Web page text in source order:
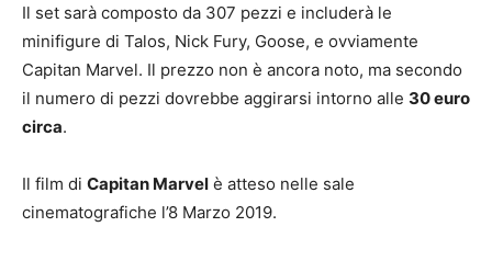
Il set sarà composto da 307 pezzi e includerà le
minifigure di Talos, Nick Fury, Goose, e ovviamente
Capitan Marvel. Il prezzo non è ancora noto, ma secondo
il numero di pezzi dovrebbe aggirarsi intorno alle 30 euro
circa.
Il film di Capitan Marvel è atteso nelle sale
cinematografiche l’8 Marzo 2019.